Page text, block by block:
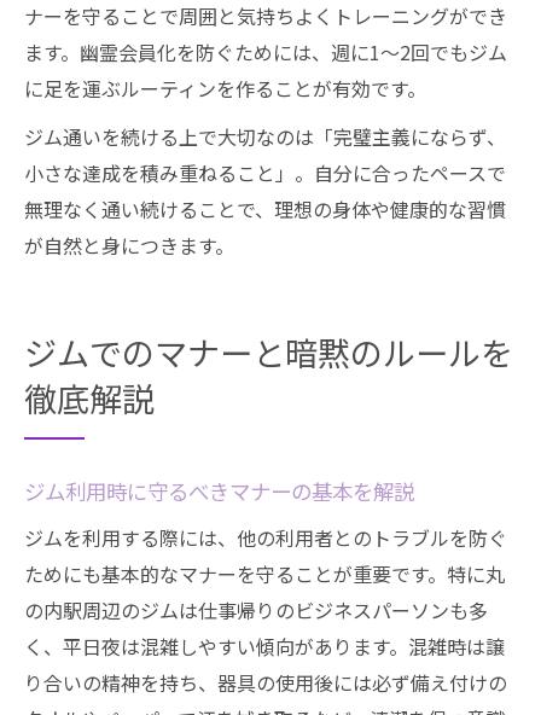
ナーを守ることで周囲と気持ちよくトレーニングができ
ます。幽霊会員化を防ぐためには、週に1〜2回でもジム
に足を運ぶルーティンを作ることが有効です。
ジム通いを続ける上で大切なのは「完璧主義にならず、
小さな達成を積み重ねること」。自分に合ったペースで
無理なく通い続けることで、理想の身体や健康的な習慣
が自然と身につきます。
ジムでのマナーと暗黙のルールを
徹底解説
ジム利用時に守るべきマナーの基本を解説
ジムを利用する際には、他の利用者とのトラブルを防ぐ
ためにも基本的なマナーを守ることが重要です。特に丸
の内駅周辺のジムは仕事帰りのビジネスパーソンも多
く、平日夜は混雑しやすい傾向があります。混雑時は譲
り合いの精神を持ち、器具の使用後には必ず備え付けの